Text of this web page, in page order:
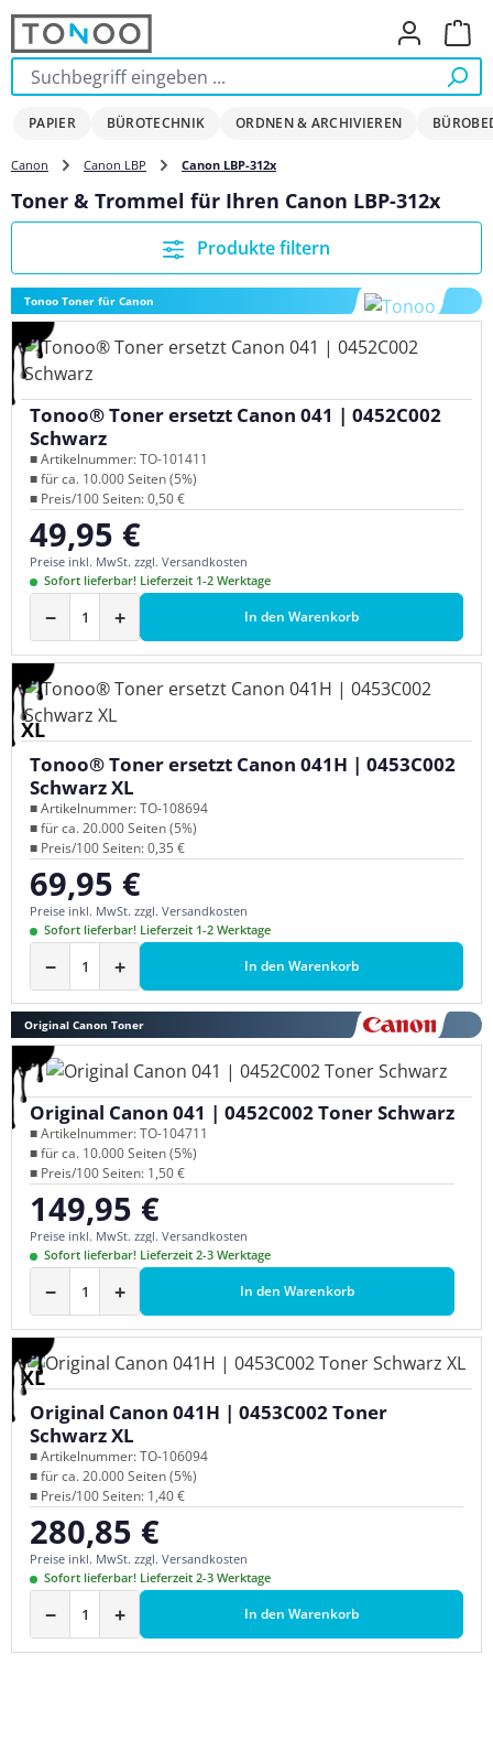
Zum Hauptinhalt springen
PAPIER BÜROTECHNIK ORDNEN & ARCHIVIEREN
Canon Canon LBP Canon LBP-312x
Toner & Trommel für Ihren Canon LBP-312x
Produkte filtern
Tonoo Toner für Canon
Tonoo® Toner ersetzt Canon 041 | 0452C002
Schwarz
■ Artikelnummer: TO-101411
■ für ca. 10.000 Seiten (5%)
■ Preis/100 Seiten: 0,50 €
Regulärer Preis:
49,95 €
Preise inkl. MwSt. zzgl. Versandkosten
Sofort lieferbar! Lieferzeit 1-2 Werktage
− + In den Warenkorb
XL
Tonoo® Toner ersetzt Canon 041H | 0453C002
Schwarz XL
■ Artikelnummer: TO-108694
■ für ca. 20.000 Seiten (5%)
■ Preis/100 Seiten: 0,35 €
Regulärer Preis:
69,95 €
Preise inkl. MwSt. zzgl. Versandkosten
Sofort lieferbar! Lieferzeit 1-2 Werktage
− + In den Warenkorb
Original Canon Toner
Original Canon 041 | 0452C002 Toner Schwarz
■ Artikelnummer: TO-104711
■ für ca. 10.000 Seiten (5%)
■ Preis/100 Seiten: 1,50 €
Regulärer Preis:
149,95 €
Preise inkl. MwSt. zzgl. Versandkosten
Sofort lieferbar! Lieferzeit 2-3 Werktage
− + In den Warenkorb
XL
Original Canon 041H | 0453C002 Toner
Schwarz XL
■ Artikelnummer: TO-106094
■ für ca. 20.000 Seiten (5%)
■ Preis/100 Seiten: 1,40 €
Regulärer Preis:
280,85 €
Preise inkl. MwSt. zzgl. Versandkosten
Sofort lieferbar! Lieferzeit 2-3 Werktage
− + In den Warenkorb